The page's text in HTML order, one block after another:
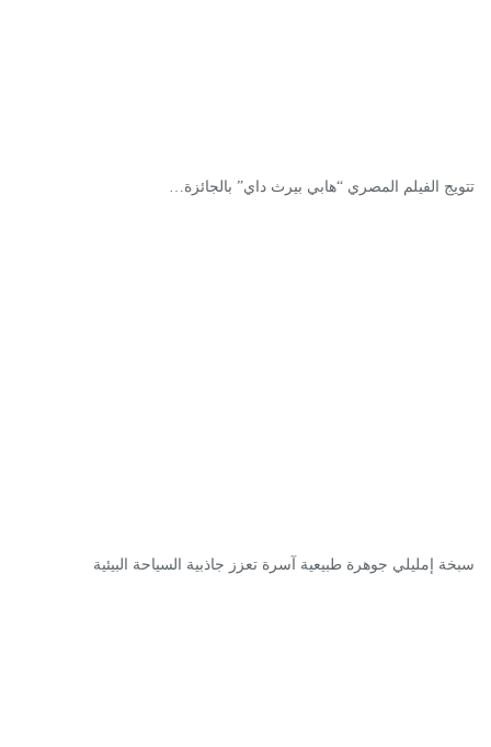
تتويج الفيلم المصري “هابي بيرث داي” بالجائزة…
سبخة إمليلي جوهرة طبيعية آسرة تعزز جاذبية السياحة البيئية